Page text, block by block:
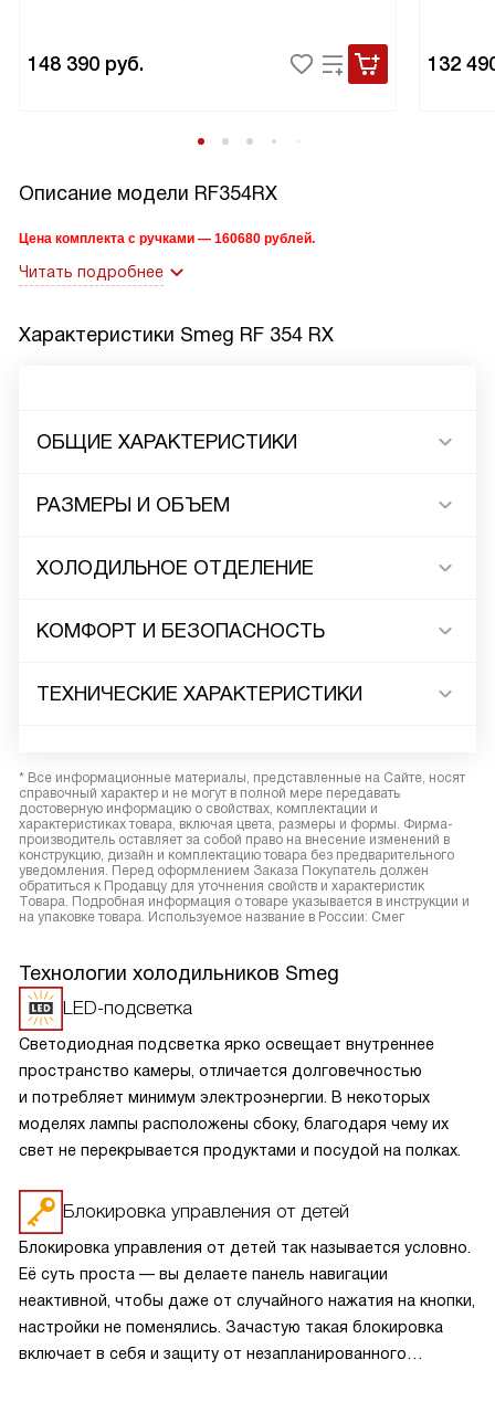
148 390 руб. 132
Описание модели RF354RX
Цена комплекта с ручками — 160680 рублей.
Читать подробнее
Характеристики Smeg RF 354 RX
ОБЩИЕ ХАРАКТЕРИСТИКИ
РАЗМЕРЫ И ОБЪЕМ
ХОЛОДИЛЬНОЕ ОТДЕЛЕНИЕ
КОМФОРТ И БЕЗОПАСНОСТЬ
ТЕХНИЧЕСКИЕ ХАРАКТЕРИСТИКИ
* Все информационные материалы, представленные на Сайте, носят
справочный характер и не могут в полной мере передавать
достоверную информацию о свойствах, комплектации и
характеристиках товара, включая цвета, размеры и формы. Фирма-
производитель оставляет за собой право на внесение изменений в
конструкцию, дизайн и комплектацию товара без предварительного
уведомления. Перед оформлением Заказа Покупатель должен
обратиться к Продавцу для уточнения свойств и характеристик
Товара. Подробная информация о товаре указывается в инструкции и
на упаковке товара. Используемое название в России: Смег
Технологии холодильников Smeg
LED-подсветка
Светодиодная подсветка ярко освещает внутреннее
пространство камеры, отличается долговечностью
и потребляет минимум электроэнергии. В некоторых
моделях лампы расположены сбоку, благодаря чему их
свет не перекрывается продуктами и посудой на полках.
Блокировка управления от детей
Блокировка управления от детей так называется условно.
Её суть проста — вы делаете панель навигации
неактивной, чтобы даже от случайного нажатия на кнопки,
настройки не поменялись. Зачастую такая блокировка
включает в себя и защиту от незапланированного